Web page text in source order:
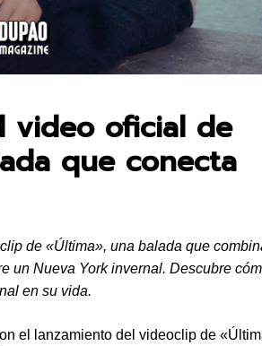
video oficial de
que conecta
de «Última», una balada que
un Nueva York invernal. Descubre
en su vida.
el lanzamiento del videoclip de